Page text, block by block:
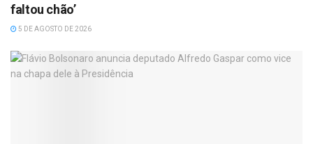
faltou chão’
5 DE AGOSTO DE 2026